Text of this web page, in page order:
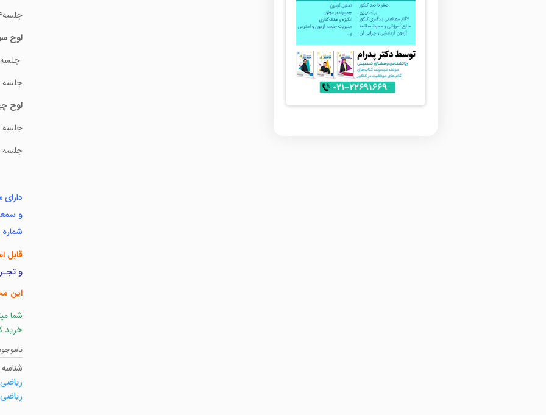
جلسه۴: تابع
لوح
جلسه ۵ :توابع
جلسه ۶: نامعادله و تعیین علامت
لوح
جلسه ۷:تابع نمابی و لگاریتمی
جلسه ۸: تابع نمایی و لگاریتمی(معادلات لگاریتمی )
و
شماره
قابل
و
این
شما
خرید
ریاضی